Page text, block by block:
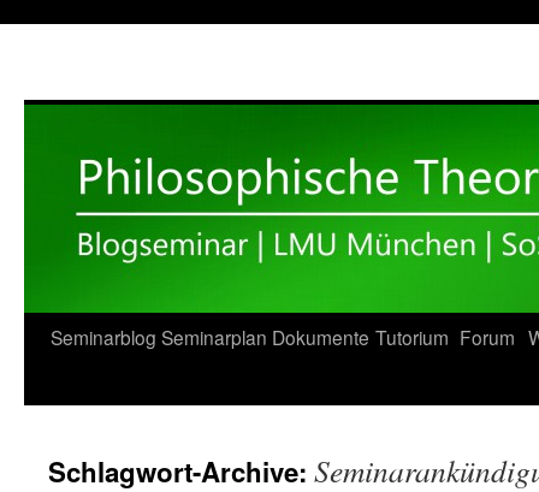
Zum
Seminarblog Seminarplan Dokumente Tutorium Forum
Schlagwort-Archive: